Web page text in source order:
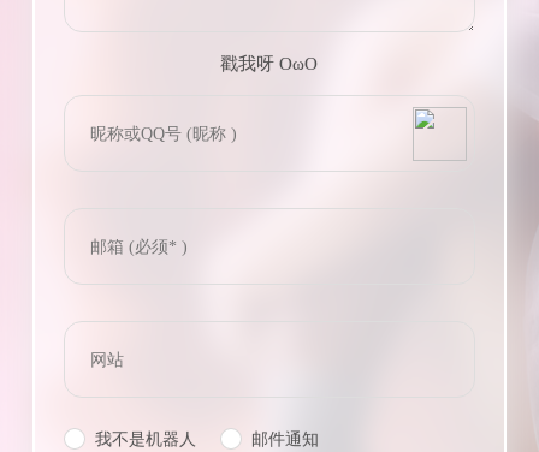
戳我呀 OωO
Tieba
我不是机器人 邮件通知